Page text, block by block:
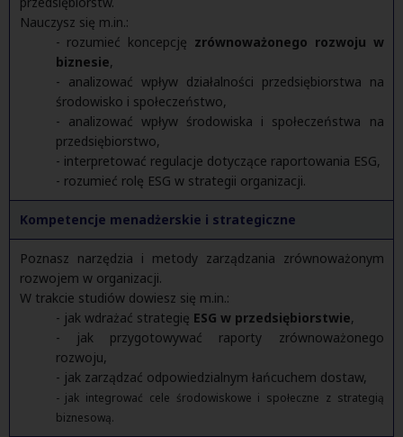
Nauczysz się m.in.:
- rozumieć koncepcję zrównoważonego rozwoju w
biznesie,
- analizować wpływ działalności przedsiębiorstwa na
środowisko i społeczeństwo,
- analizować wpływ środowiska i społeczeństwa na
przedsiębiorstwo,
- interpretować regulacje dotyczące raportowania ESG,
- rozumieć rolę ESG w strategii organizacji.
Kompetencje menadżerskie i strategiczne
Poznasz narzędzia i metody zarządzania zrównoważonym
rozwojem w organizacji.
W trakcie studiów dowiesz się m.in.:
- jak wdrażać strategię ESG w przedsiębiorstwie,
- jak przygotowywać raporty zrównoważonego
rozwoju,
- jak zarządzać odpowiedzialnym łańcuchem dostaw,
- jak integrować cele środowiskowe i społeczne z strategią
biznesową.